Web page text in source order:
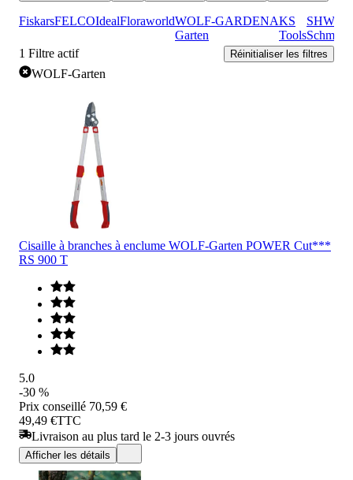
FiskarsFELCOIdealFloraworldWOLF-
Garten
GARDENAKS
Tools
SHW
1 Filtre actif Réinitialiser les filtres
WOLF-Garten
Cisaille à branches à enclume WOLF-Garten POWER Cut***
RS 900 T
5.0
-30 %
Prix conseillé 70,59 €
49,49 €TTC
Livraison au plus tard le 2-3 jours ouvrés
Afficher les détails